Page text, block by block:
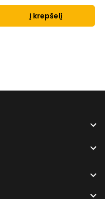
Į krepšelį



